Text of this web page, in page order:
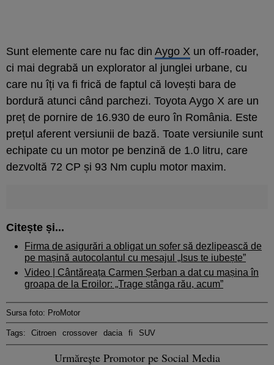
Sunt elemente care nu fac din Aygo X un off-roader,
ci mai degrabă un explorator al junglei urbane, cu
care nu îți va fi frică de faptul că lovești bara de
bordură atunci când parchezi. Toyota Aygo X are un
preț de pornire de 16.930 de euro în România. Este
prețul aferent versiunii de bază. Toate versiunile sunt
echipate cu un motor pe benzină de 1.0 litru, care
dezvoltă 72 CP și 93 Nm cuplu motor maxim.
Citește și...
Firma de asigurări a obligat un șofer să dezlipească de
pe mașină autocolantul cu mesajul „Isus te iubește”
Video | Cântăreața Carmen Șerban a dat cu mașina în
groapa de la Eroilor: „Trage stânga rău, acum”
Sursa foto: ProMotor
Tags: Citroen crossover dacia fi SUV
Urmărește Promotor pe Social Media